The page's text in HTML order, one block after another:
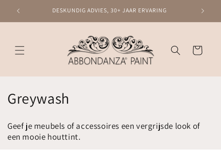
naar de
DESKUNDIG ADVIES, 30+ JAAR ERVARING
Winkelwagen
C
l
Greywash
Geef je meubels of accessoires een vergrijsde look of
een mooie houttint.